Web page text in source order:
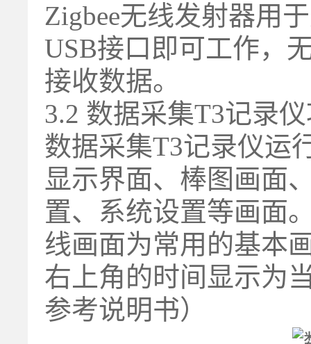
Zigbee无线发射器用
USB接口即可工作，
接收数据。
3.2 数据采集T3记录
数据采集T3记录仪运
显示界面、棒图画面
置、系统设置等画面
线画面为常用的基本
右上角的时间显示为
参考说明书）